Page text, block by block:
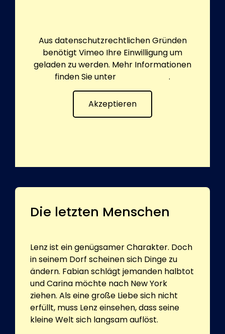
Aus datenschutzrechtlichen Gründen
benötigt Vimeo Ihre Einwilligung um
geladen zu werden. Mehr Informationen
finden Sie unter
.
Akzeptieren
Die letzten Menschen
Lenz ist ein genügsamer Charakter. Doch
in seinem Dorf scheinen sich Dinge zu
ändern. Fabian schlägt jemanden halbtot
und Carina möchte nach New York
ziehen. Als eine große Liebe sich nicht
erfüllt, muss Lenz einsehen, dass seine
kleine Welt sich langsam auflöst.